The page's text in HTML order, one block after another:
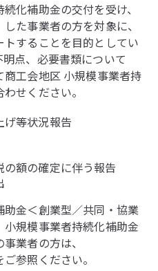
化補助金の交付を受け、
た事業者の方を対象に、
することを目的としてい
点、必要書類について
工会地区 小規模事業者持
せください。
げ等状況報告
の額の確定に伴う報告
金＜創業型／共同・協業
規模事業者持続化補助金
業者の方は、
参照ください。